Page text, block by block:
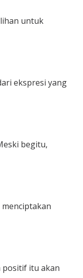
untuk
ekspresi yang
begitu,
positif itu akan